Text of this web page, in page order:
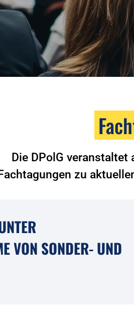
Die DPolG
Fachtagungen zu
VON SONDER- UND